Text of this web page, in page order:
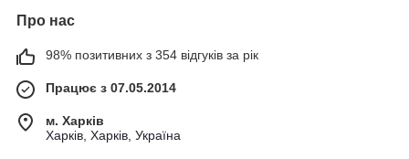
Про нас
98% позитивних з 354 відгуків за рік
Працює з 07.05.2014
м. Харків
Харків, Харків, Україна